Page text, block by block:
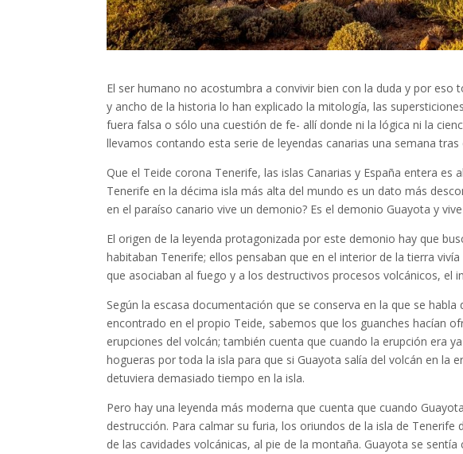
El ser humano no acostumbra a convivir bien con la duda y por
y ancho de la historia lo han explicado la mitología, las
fuera falsa o sólo una cuestión de fe- allí donde ni la lógica ni la
llevamos contando esta serie de leyendas canarias una semana tras
Que el Teide corona Tenerife, las islas Canarias y España entera
Tenerife en la décima isla más alta del mundo es un dato más
en el paraíso canario vive un demonio? Es el demonio Guayota y
El origen de la leyenda protagonizada por este demonio hay que
habitaban Tenerife; ellos pensaban que en el interior de la tierra
que asociaban al fuego y a los destructivos procesos volcánicos, el
Según la escasa documentación que se conserva en la que se
encontrado en el propio Teide, sabemos que los guanches hacían
erupciones del volcán; también cuenta que cuando la erupción era
hogueras por toda la isla para que si Guayota salía del volcán en la
detuviera demasiado tiempo en la isla.
Pero hay una leyenda más moderna que cuenta que cuando
destrucción. Para calmar su furia, los oriundos de la isla de
de las cavidades volcánicas, al pie de la montaña. Guayota se